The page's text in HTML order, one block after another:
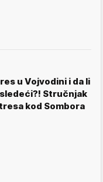
u Vojvodini i da li
Stručnjak
kod Sombora